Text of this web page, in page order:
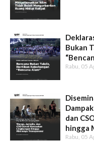
Bukan
Rabu, 05
dan
hingga
Rabu, 05